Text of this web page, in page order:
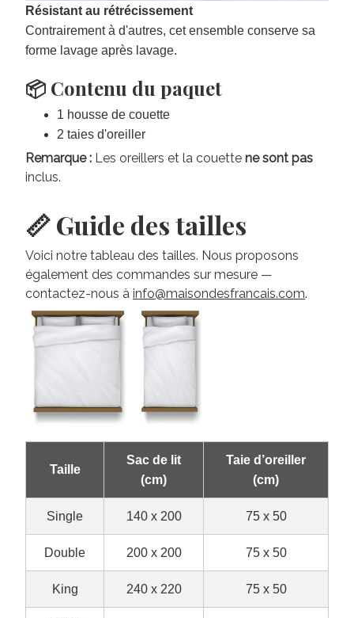
Résistant au rétrécissement
Contrairement à d'autres, cet ensemble conserve sa
forme lavage après lavage.
📦 Contenu du paquet
1 housse de couette
2 taies d'oreiller
Remarque : Les oreillers et la couette ne sont pas
inclus.
📏 Guide des tailles
Voici notre tableau des tailles. Nous proposons
également des commandes sur mesure —
contactez-nous à info@maisondesfrancais.com.
Taille
Sac de lit
(cm)
Taie d’oreiller
(cm)
Single 140 x 200 75 x 50
Double 200 x 200 75 x 50
King 240 x 220 75 x 50